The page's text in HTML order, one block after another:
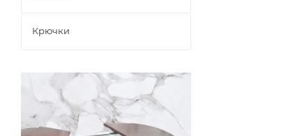
Крючки